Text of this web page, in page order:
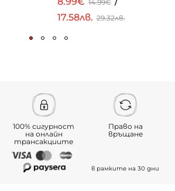
14.99€
17.58лв. 29.32лв.
100% сигурност
на онлайн
трансакциите
Право на
връщане
в рамките на 30 дни